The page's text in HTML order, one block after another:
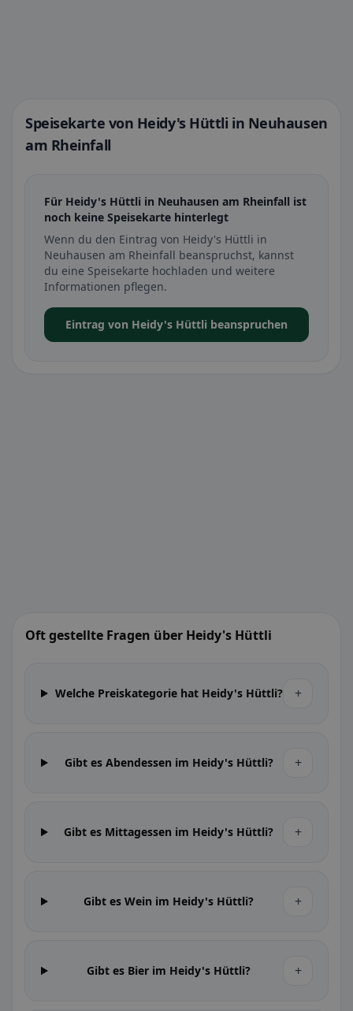
Speisekarte von Heidy's Hüttli in Neuhausen
am Rheinfall
Für Heidy's Hüttli in Neuhausen am Rheinfall ist
noch keine Speisekarte hinterlegt
Wenn du den Eintrag von Heidy's Hüttli in
Neuhausen am Rheinfall beanspruchst, kannst
du eine Speisekarte hochladen und weitere
Informationen pflegen.
Eintrag von Heidy's Hüttli beanspruchen
Oft gestellte Fragen über Heidy's Hüttli
Welche Preiskategorie hat Heidy's Hüttli? +
Gibt es Abendessen im Heidy's Hüttli? +
Gibt es Mittagessen im Heidy's Hüttli? +
Gibt es Wein im Heidy's Hüttli? +
Gibt es Bier im Heidy's Hüttli? +